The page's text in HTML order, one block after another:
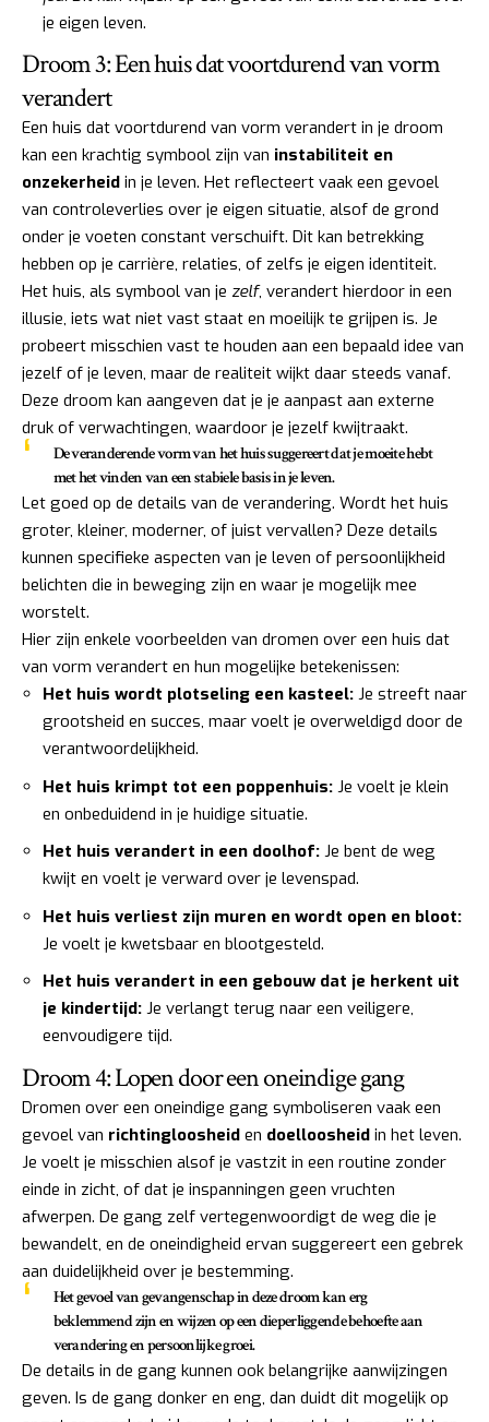
je eigen leven.
Droom 3: Een huis dat voortdurend van vorm
verandert
Een huis dat voortdurend van vorm verandert in je droom
kan een krachtig symbool zijn van instabiliteit en
onzekerheid in je leven. Het reflecteert vaak een gevoel
van controleverlies over je eigen situatie, alsof de grond
onder je voeten constant verschuift. Dit kan betrekking
hebben op je carrière, relaties, of zelfs je eigen identiteit.
Het huis, als symbool van je zelf, verandert hierdoor in een
illusie, iets wat niet vast staat en moeilijk te grijpen is. Je
probeert misschien vast te houden aan een bepaald idee van
jezelf of je leven, maar de realiteit wijkt daar steeds vanaf.
Deze droom kan aangeven dat je je aanpast aan externe
druk of verwachtingen, waardoor je jezelf kwijtraakt.
De veranderende vorm van het huis suggereert dat je moeite hebt
met het vinden van een stabiele basis in je leven.
Let goed op de details van de verandering. Wordt het huis
groter, kleiner, moderner, of juist vervallen? Deze details
kunnen specifieke aspecten van je leven of persoonlijkheid
belichten die in beweging zijn en waar je mogelijk mee
worstelt.
Hier zijn enkele voorbeelden van dromen over een huis dat
van vorm verandert en hun mogelijke betekenissen:
Het huis wordt plotseling een kasteel: Je streeft naar
grootsheid en succes, maar voelt je overweldigd door de
verantwoordelijkheid.
Het huis krimpt tot een poppenhuis: Je voelt je klein
en onbeduidend in je huidige situatie.
Het huis verandert in een doolhof: Je bent de weg
kwijt en voelt je verward over je levenspad.
Het huis verliest zijn muren en wordt open en bloot:
Je voelt je kwetsbaar en blootgesteld.
Het huis verandert in een gebouw dat je herkent uit
je kindertijd: Je verlangt terug naar een veiligere,
eenvoudigere tijd.
Droom 4: Lopen door een oneindige gang
Dromen over een oneindige gang symboliseren vaak een
gevoel van richtingloosheid en doelloosheid in het leven.
Je voelt je misschien alsof je vastzit in een routine zonder
einde in zicht, of dat je inspanningen geen vruchten
afwerpen. De gang zelf vertegenwoordigt de weg die je
bewandelt, en de oneindigheid ervan suggereert een gebrek
aan duidelijkheid over je bestemming.
Het gevoel van gevangenschap in deze droom kan erg
beklemmend zijn en wijzen op een dieperliggende behoefte aan
verandering en persoonlijke groei.
De details in de gang kunnen ook belangrijke aanwijzingen
geven. Is de gang donker en eng, dan duidt dit mogelijk op